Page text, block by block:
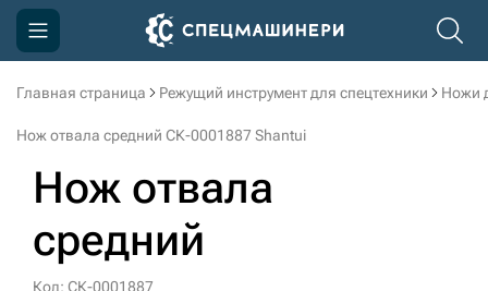
Главная страница Режущий инструмент для спецтехники Ножи
Нож отвала средний СК-0001887 Shantui
Нож отвала
средний
Код: СК-0001887
Компания
Доставка и оплата
Информация